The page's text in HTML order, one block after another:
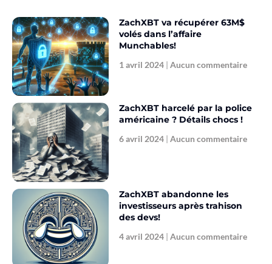
ZachXBT va récupérer 63M$
volés dans l’affaire
Munchables!
1 avril 2024 Aucun commentaire
ZachXBT harcelé par la police
américaine ? Détails chocs !
6 avril 2024 Aucun commentaire
ZachXBT abandonne les
investisseurs après trahison
des devs!
4 avril 2024 Aucun commentaire